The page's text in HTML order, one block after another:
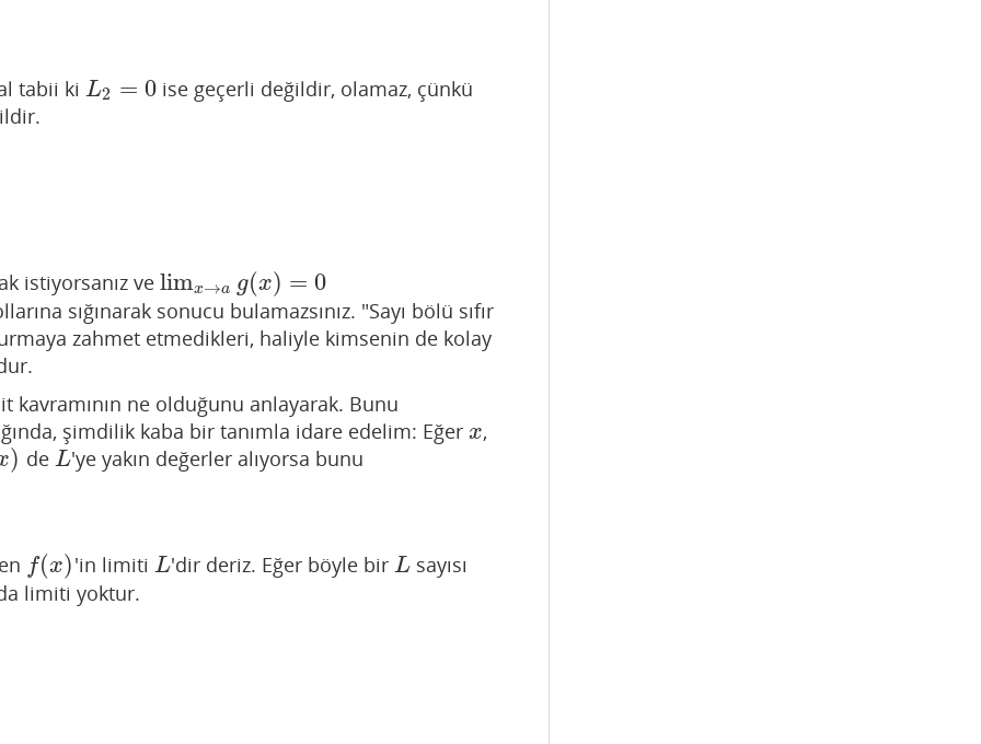
tabii ki L2 = 0
L2= 0 ise geçerli değildir, olamaz, çünkü
istiyorsanız ve limx→a g(x) = 0
limx→a g(x)=0
sığınarak sonucu bulamazsınız. "Sayı bölü sıfır
zahmet etmedikleri, haliyle kimsenin de kolay
kavramının ne olduğunu anlayarak. Bunu
şimdilik kaba bir tanımla idare edelim: Eğer x
x ,
) de L
L 'ye yakın değerler alıyorsa bunu
f(x)
f(x) 'in limiti L
L 'dir deriz. Eğer böyle bir L
L sayısı
limiti yoktur.